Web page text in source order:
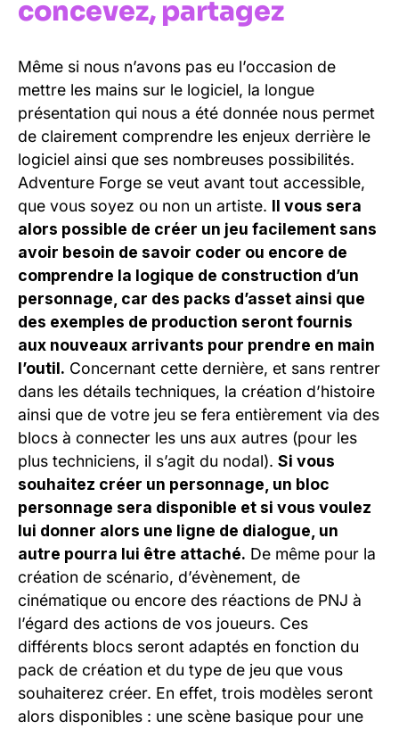
concevez, partagez
Même si nous n’avons pas eu l’occasion de
mettre les mains sur le logiciel, la longue
présentation qui nous a été donnée nous permet
de clairement comprendre les enjeux derrière le
logiciel ainsi que ses nombreuses possibilités.
Adventure Forge se veut avant tout accessible,
que vous soyez ou non un artiste. Il vous sera
alors possible de créer un jeu facilement sans
avoir besoin de savoir coder ou encore de
comprendre la logique de construction d’un
personnage, car des packs d’asset ainsi que
des exemples de production seront fournis
aux nouveaux arrivants pour prendre en main
l’outil. Concernant cette dernière, et sans rentrer
dans les détails techniques, la création d’histoire
ainsi que de votre jeu se fera entièrement via des
blocs à connecter les uns aux autres (pour les
plus techniciens, il s’agit du nodal). Si vous
souhaitez créer un personnage, un bloc
personnage sera disponible et si vous voulez
lui donner alors une ligne de dialogue, un
autre pourra lui être attaché. De même pour la
création de scénario, d’évènement, de
cinématique ou encore des réactions de PNJ à
l’égard des actions de vos joueurs. Ces
différents blocs seront adaptés en fonction du
pack de création et du type de jeu que vous
souhaiterez créer. En effet, trois modèles seront
alors disponibles : une scène basique pour une